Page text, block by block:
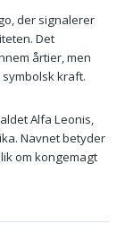
der signalerer
Det
årtier, men
kraft.
Alfa Leonis,
Navnet betyder
om kongemagt